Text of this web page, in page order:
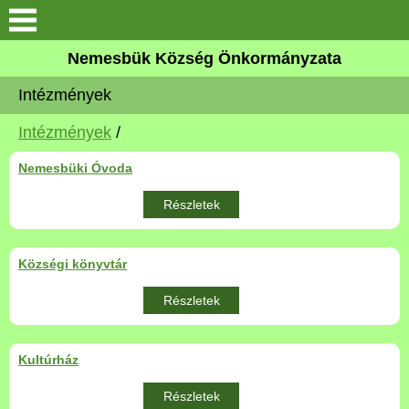
Keresés
Önkormányzat
Közös Önkormányzati
Hivatal
Versenyképes Járások
Nemesbük Község Önkormányzata
Intézmények
Intézmények /
Nemesbüki Óvoda
Részletek
Községi könyvtár
Részletek
Kultúrház
Részletek